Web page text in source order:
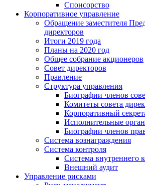
Спонсорство
Корпоративное управление
Обращение заместителя
директоров
Итоги 2019 года
Планы на 2020 год
Общее собрание акционеров
Совет директоров
Правление
Структура управления
Биографии членов
Комитеты совета
Корпоративный
Исполнительные
Биографии членов
Система вознаграждения
Система контроля
Система внутреннего
Внешний аудит
Управление рисками